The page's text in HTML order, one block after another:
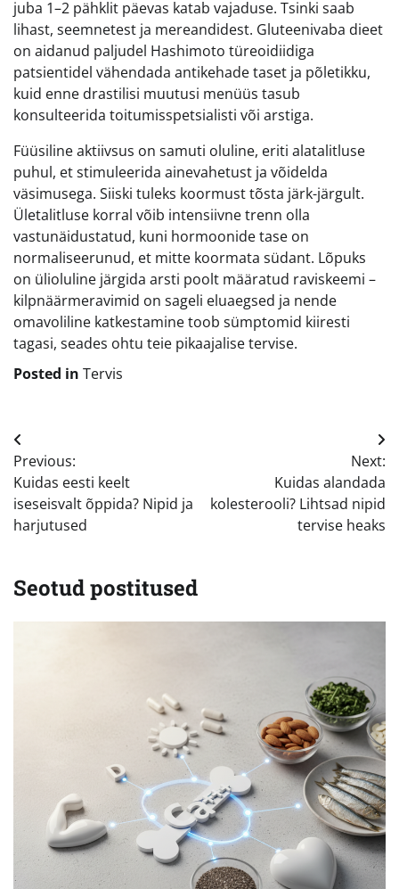
juba 1–2 pähklit päevas katab vajaduse. Tsinki saab
lihast, seemnetest ja mereandidest. Gluteenivaba dieet
on aidanud paljudel Hashimoto türeoidiidiga
patsientidel vähendada antikehade taset ja põletikku,
kuid enne drastilisi muutusi menüüs tasub
konsulteerida toitumisspetsialisti või arstiga.
Füüsiline aktiivsus on samuti oluline, eriti alatalitluse
puhul, et stimuleerida ainevahetust ja võidelda
väsimusega. Siiski tuleks koormust tõsta järk-järgult.
Ületalitluse korral võib intensiivne trenn olla
vastunäidustatud, kuni hormoonide tase on
normaliseerunud, et mitte koormata südant. Lõpuks
on ülioluline järgida arsti poolt määratud raviskeemi –
kilpnäärmeravimid on sageli eluaegsed ja nende
omavoliline katkestamine toob sümptomid kiiresti
tagasi, seades ohtu teie pikaajalise tervise.
Posted in Tervis
Navigeerimine
Previous:
Kuidas eesti keelt
iseseisvalt õppida? Nipid ja
harjutused
Next:
Kuidas alandada
kolesterooli? Lihtsad nipid
tervise heaks
Seotud postitused